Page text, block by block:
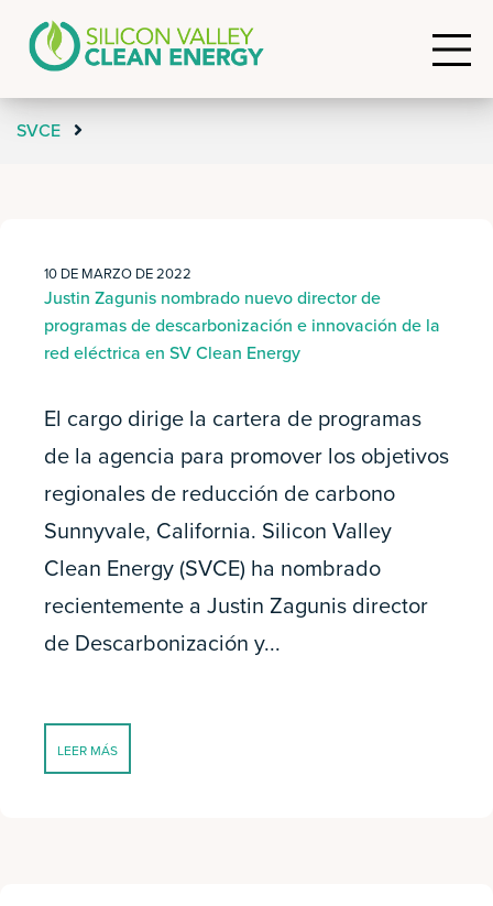
SVCE
10 DE MARZO DE 2022
Justin Zagunis nombrado nuevo director de
programas de descarbonización e innovación de la
red eléctrica en SV Clean Energy
El cargo dirige la cartera de programas
de la agencia para promover los objetivos
regionales de reducción de carbono
Sunnyvale, California. Silicon Valley
Clean Energy (SVCE) ha nombrado
recientemente a Justin Zagunis director
de Descarbonización y...
LEER MÁS